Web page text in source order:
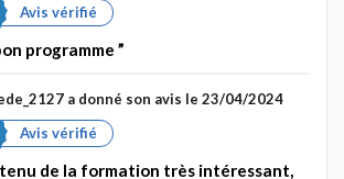
Avis vérifié
programme
a donné son avis le 23/04/2024
Avis vérifié
de la formation très intéressant,